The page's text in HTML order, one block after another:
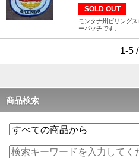
SOLD OUT
モンタナ州ビリング
ーパッチです。
1-5
商品検索